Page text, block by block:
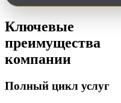
Ключевые
преимущества
компании
Полный цикл услуг